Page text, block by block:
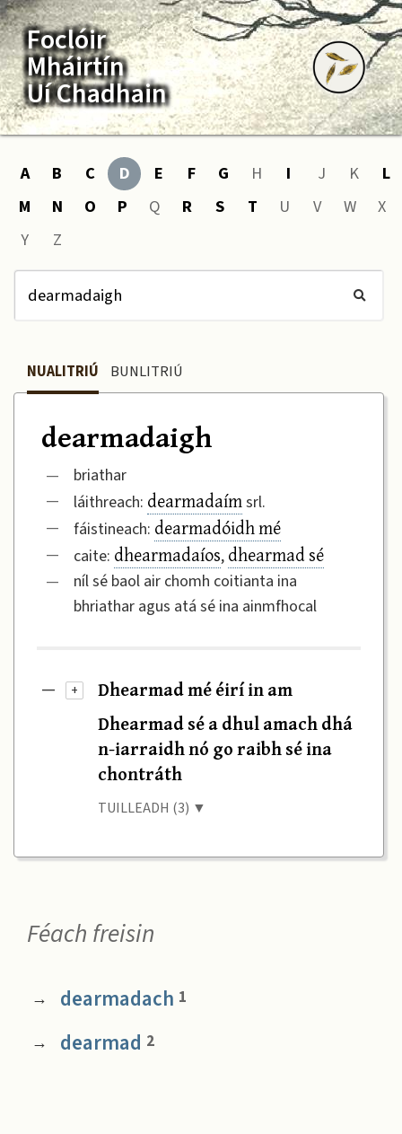
Foclóir
Mháirtín
Uí Chadhain
A B C D E F G H I J K
L
M
N O P Q R S T U V W
X
Y
Z
NUALITRIÚ BUNLITRIÚ
dearmadaigh
—
briathar
—
láithreach: dearmadaímsrl.
—
fáistineach: dearmadóidh mé
— caite: dhearmadaíos, dhearmad sé
—
níl sé baol air chomh coitianta ina
bhriathar agus atá sé ina ainmfhocal
— +
Dhearmad mé éirí in am
Dhearmad sé a dhul amach dhá
n-iarraidh nó go raibh sé ina
chontráth
TUILLEADH (3) ▼
Féach freisin
→ dearmadach 1
→ dearmad 2